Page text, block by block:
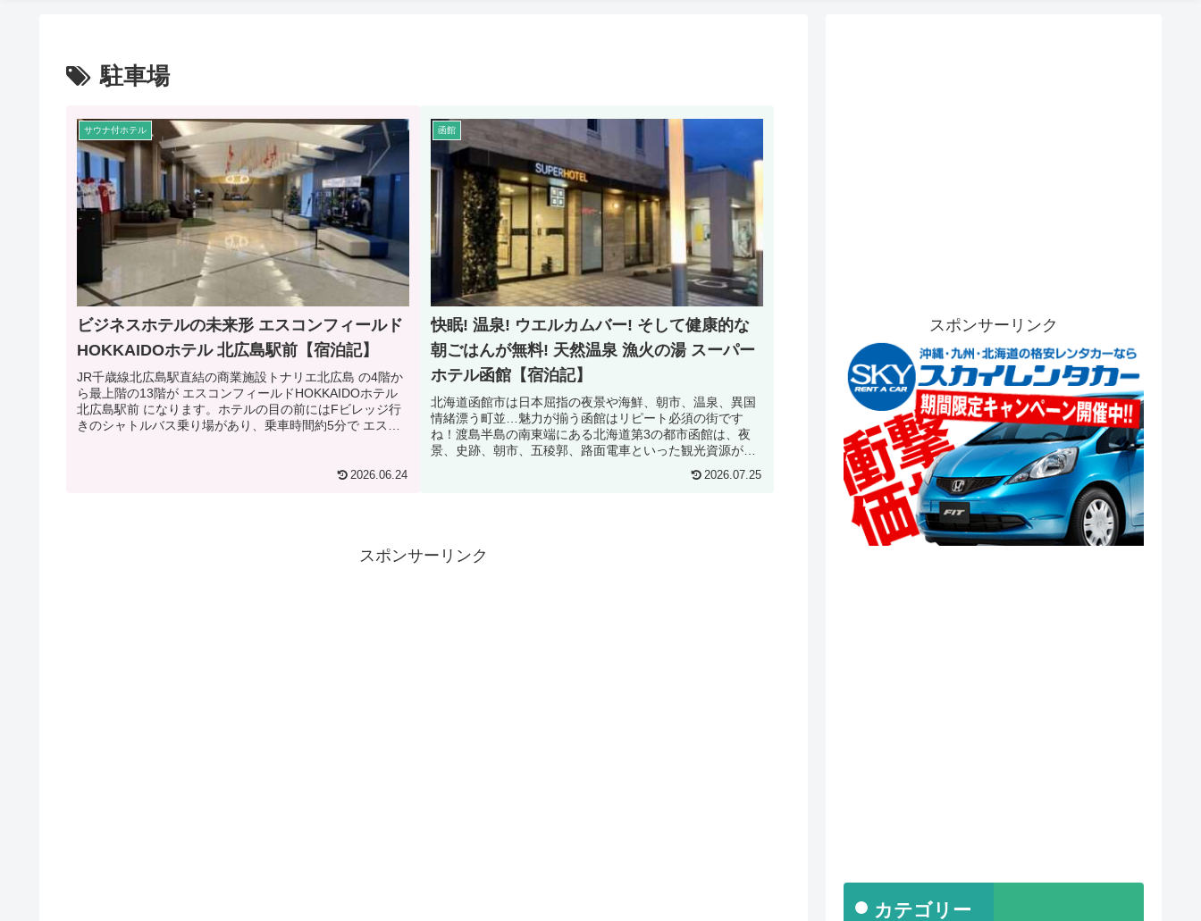
駐車場
サウナ付ホテル
ビジネスホテルの未来形 エスコンフィールド
HOKKAIDOホテル 北広島駅前【宿泊記】
JR千歳線北広島駅直結の商業施設トナリエ北広島 の4階か
ら最上階の13階が エスコンフィールドHOKKAIDOホテル
北広島駅前 になります。ホテルの目の前にはFビレッジ行
きのシャトルバス乗り場があり、乗車時間約5分で エスコ
2026.06.24
函館
快眠! 温泉! ウエルカムバー! そして健康的な
朝ごはんが無料! 天然温泉 漁火の湯 スーパー
ホテル函館【宿泊記】
北海道函館市は日本屈指の夜景や海鮮、朝市、温泉、異国
情緒漂う町並…魅力が揃う函館はリピート必須の街です
ね！渡島半島の南東端にある北海道第3の都市函館は、夜
景、史跡、朝市、五稜郭、路面電車といった観光資源が豊
2026.07.25
スポンサーリンク
スポンサーリンク
カテゴリー